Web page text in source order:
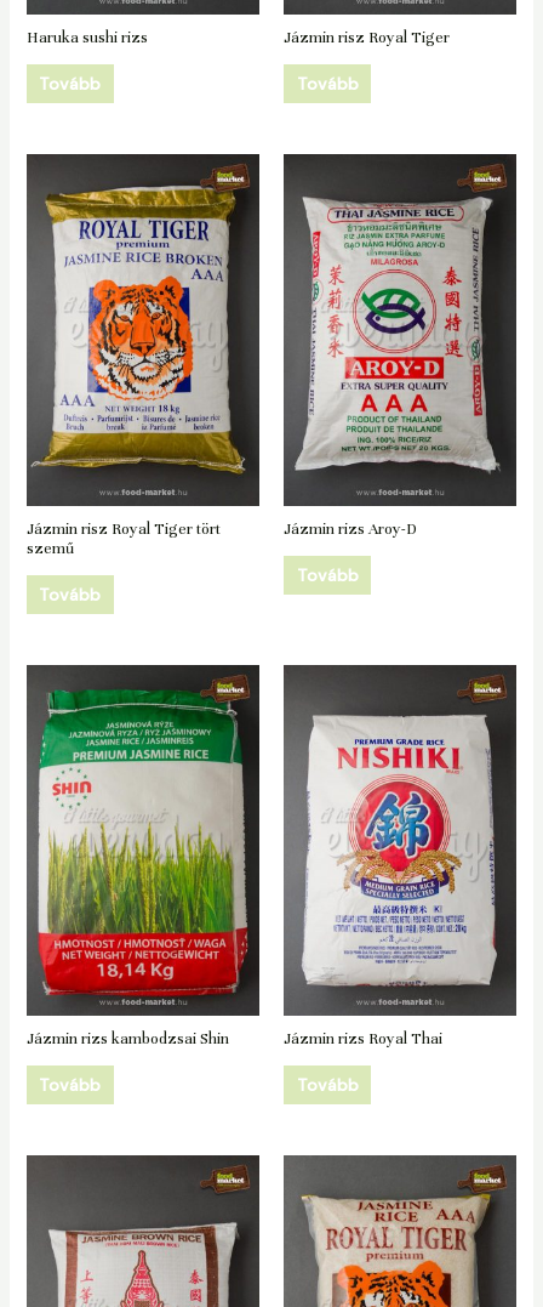
Haruka sushi rizs
Tovább
Jázmin risz Royal Tiger
Tovább
Jázmin risz Royal Tiger tört
szemű
Tovább
Jázmin rizs Aroy-D
Tovább
Jázmin rizs kambodzsai Shin
Tovább
Jázmin rizs Royal Thai
Tovább